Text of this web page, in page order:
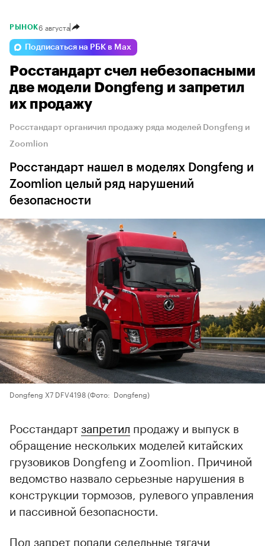
РЫНОК6 августа
Подписаться на РБК в Max
Росстандарт счел небезопасными
две модели Dongfeng и запретил
их продажу
Росстандарт органичил продажу ряда моделей Dongfeng и
Zoomlion
Росстандарт нашел в моделях Dongfeng и
Zoomlion целый ряд нарушений
безопасности
Dongfeng X7 DFV4198(Фото: Dongfeng)
Росстандартзапретил продажу и выпуск в
обращение нескольких моделей китайских
грузовиков Dongfeng и Zoomlion. Причиной
ведомство назвало серьезные нарушения в
конструкции тормозов, рулевого управления
и пассивной безопасности.
Под запрет попали седельные тягачи